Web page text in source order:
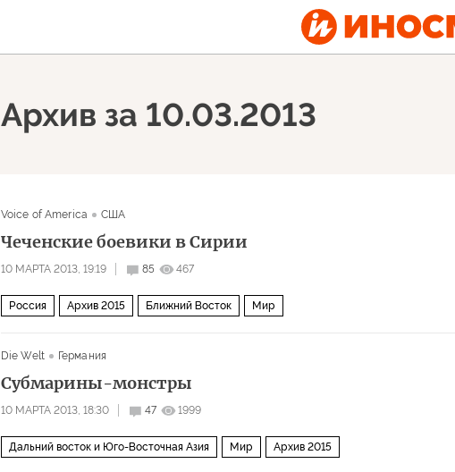
Архив за 10.03.2013
Voice of America США
Чеченские боевики в Сирии
10 МАРТА 2013, 19:19 85 467
Россия Архив 2015 Ближний Восток Мир
Die Welt Германия
Субмарины-монстры
10 МАРТА 2013, 18:30 47 1999
Дальний восток и Юго-Восточная Азия Мир Архив 2015